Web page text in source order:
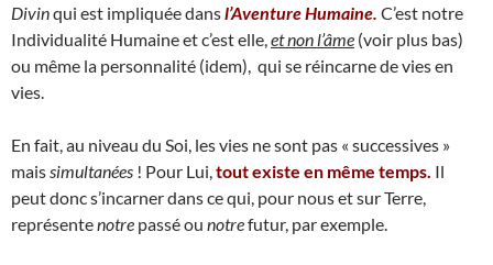
Divinqui est impliquée dansl’Aventure Humaine. C’est notre
Individualité Humaine et c’est elle, et non l’âme (voir plus bas)
ou même la personnalité (idem), qui se réincarne de vies en
vies.
En fait, au niveau du Soi, les vies ne sont pas « successives »
mais simultanées ! Pour Lui, tout existe en même temps. Il
peut donc s’incarner dans ce qui, pour nous et sur Terre,
représentenotre passé ou notrefutur, par exemple.